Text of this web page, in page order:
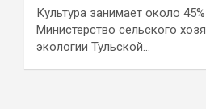
Культура занимает около
Министерство сельского
экологии Тульской…